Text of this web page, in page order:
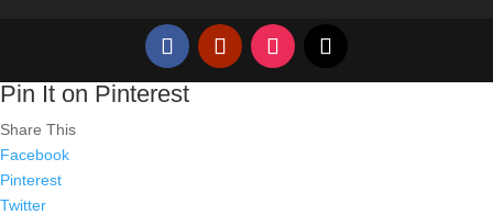
Pin It on Pinterest
Share This
Facebook
Pinterest
Twitter